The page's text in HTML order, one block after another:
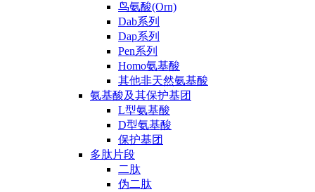
鸟氨酸(Orn)
Dab系列
Dap系列
Pen系列
Homo氨基酸
其他非天然氨基酸
氨基酸及其保护基团
L型氨基酸
D型氨基酸
保护基团
多肽片段
二肽
伪二肽